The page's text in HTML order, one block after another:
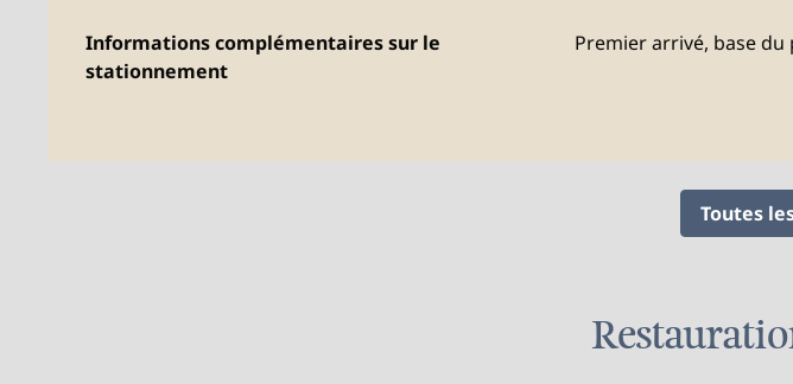
Informations complémentaires sur le
stationnement
Premier arrivé, base du
Toutes